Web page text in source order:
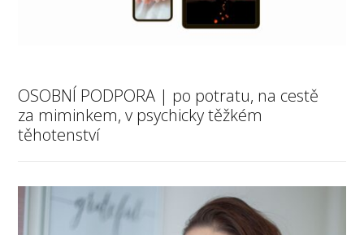
OSOBNÍ PODPORA | po potratu, na cestě
za miminkem, v psychicky těžkém
těhotenství